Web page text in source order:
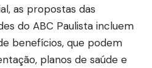
as propostas das
do ABC Paulista incluem
benefícios, que podem
planos de saúde e